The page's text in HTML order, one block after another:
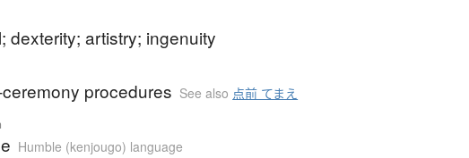
dexterity; artistry; ingenuity
procedures See also 点前 てまえ
Humble (kenjougo) language